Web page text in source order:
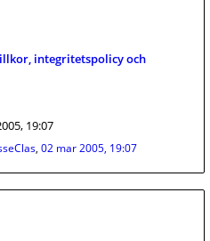
integritetspolicy och
19:07
, 02 mar 2005, 19:07